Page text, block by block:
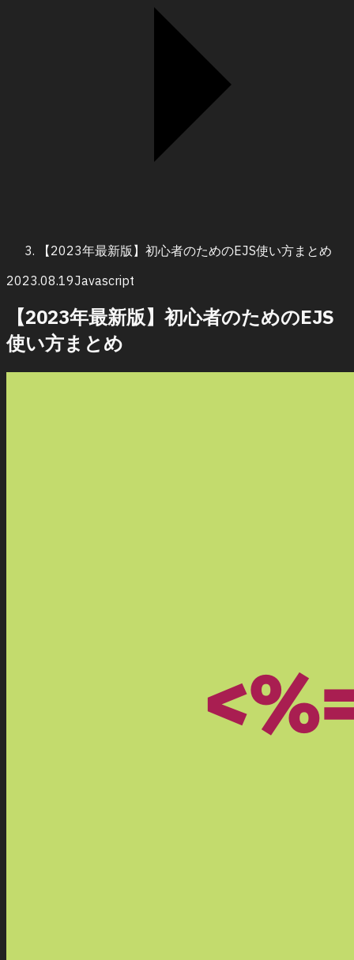
【2023年最新版】初心者のためのEJS使い方まとめ
2023.08.19Javascript
【2023年最新版】初心者のためのEJS
使い方まとめ